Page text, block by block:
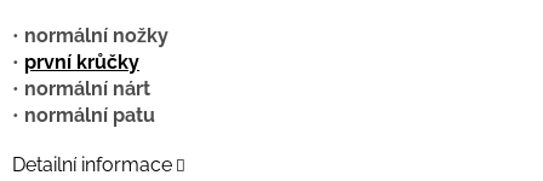
• normální nožky
• první krůčky
• normální nárt
• normální patu
Detailní informace